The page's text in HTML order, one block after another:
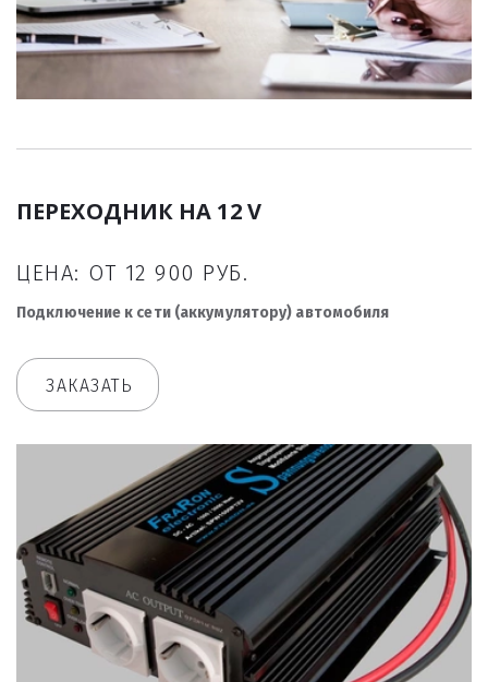
ПЕРЕХОДНИК НА 12 V
ЦЕНА: ОТ 12 900 РУБ.
Подключение к сети (аккумулятору) автомобиля
ЗАКАЗАТЬ